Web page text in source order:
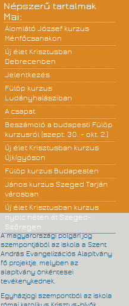
Népszerű tartalmak
Mai:
Álomlátó József kurzus
Ménfőcsanakon
Új élet Krisztusban
Debrecenben
Jelentkezés
Fülöp kurzus
Ludányhalásziban
A csapat
Beszámoló a budapesti Fülöp
kurzusról (szept. 30. - okt. 2.)
Új élet Krisztusban kurzus
Újkígyóson
Fülöp kurzus Budapesten
János kurzus Szeged Tarján
városban
Új élet Krisztusban kurzus
nyolc héten át Szeged-
Szőregen
A magyarországi polgári jog
szempontjából az iskola a Szent
András Evangelizációs Alapítvány
fő projektje, melyben az
alapítvány önkéntesei
tevékenykednek.
Egyházjogi szempontból az iskola
római katolikus Krisztus-hívők